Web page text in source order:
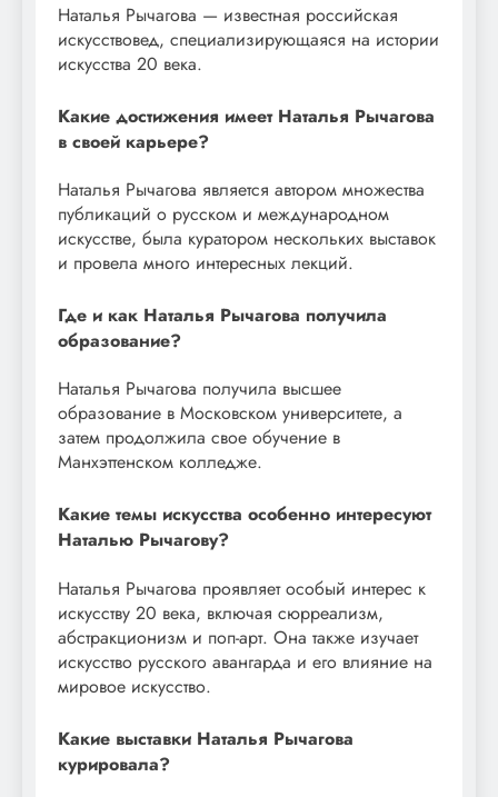
Наталья Рычагова — известная российская
искусствовед, специализирующаяся на истории
искусства 20 века.
Какие достижения имеет Наталья Рычагова
в своей карьере?
Наталья Рычагова является автором множества
публикаций о русском и международном
искусстве, была куратором нескольких выставок
и провела много интересных лекций.
Где и как Наталья Рычагова получила
образование?
Наталья Рычагова получила высшее
образование в Московском университете, а
затем продолжила свое обучение в
Манхэттенском колледже.
Какие темы искусства особенно интересуют
Наталью Рычагову?
Наталья Рычагова проявляет особый интерес к
искусству 20 века, включая сюрреализм,
абстракционизм и поп-арт. Она также изучает
искусство русского авангарда и его влияние на
мировое искусство.
Какие выставки Наталья Рычагова
курировала?